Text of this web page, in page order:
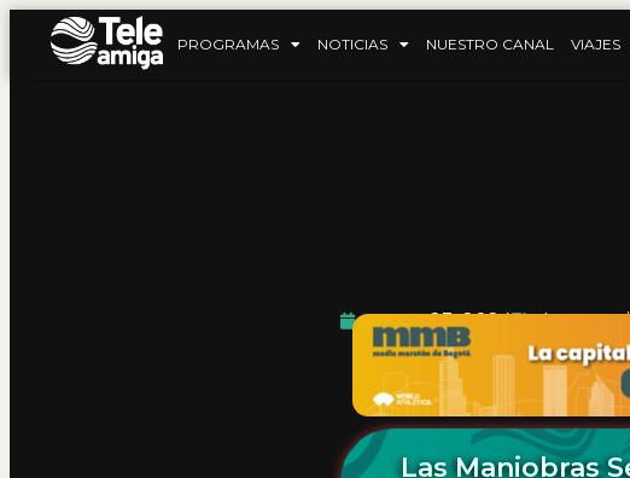
PROGRAMAS NOTICIAS NUESTRO CANAL VIAJES
mayo 23, 2024
Las Maniobras